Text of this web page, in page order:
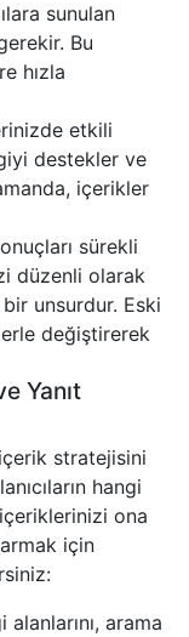
sunulan
Bu
hızla
etkili
destekler ve
içerikler
sürekli
düzenli olarak
unsurdur. Eski
değiştirerek
Yanıt
stratejisini
hangi
ona
için
arama